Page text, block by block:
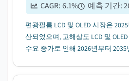
CAGR: 6.1% 예측 기간:
편광필름 LCD 및 OLED 시장은
산되었으며, 고해상도 LCD 및
수요 증가로 인해 2026년부터